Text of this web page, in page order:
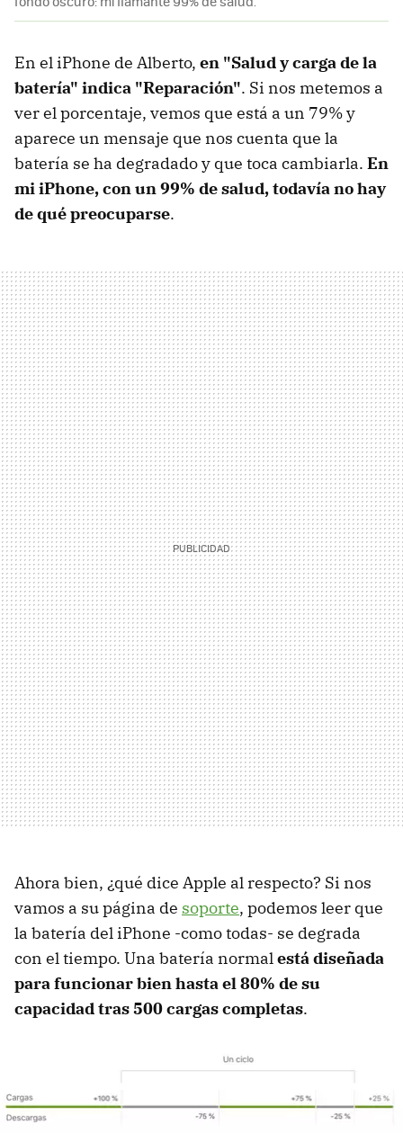
En el iPhone de Alberto, en "Salud y carga de la
batería" indica "Reparación". Si nos metemos a
ver el porcentaje, vemos que está a un 79% y
aparece un mensaje que nos cuenta que la
batería se ha degradado y que toca cambiarla. En
mi iPhone, con un 99% de salud, todavía no hay
de qué preocuparse.
Ahora bien, ¿qué dice Apple al respecto? Si nos
vamos a su página de soporte, podemos leer que
la batería del iPhone -como todas- se degrada
con el tiempo. Una batería normalestá diseñada
para funcionar bien hasta el 80% de su
capacidad tras 500 cargas completas.